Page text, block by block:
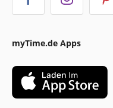
myTime.de Apps